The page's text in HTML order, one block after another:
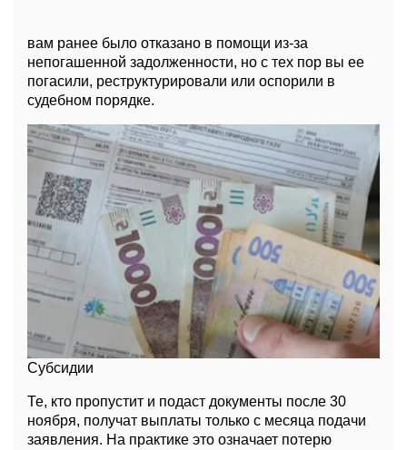
вам ранее было отказано в помощи из-за
непогашенной задолженности, но с тех пор вы ее
погасили, реструктурировали или оспорили в
судебном порядке.
Субсидии
Те, кто пропустит и подаст документы после 30
ноября, получат выплаты только с месяца подачи
заявления. На практике это означает потерю